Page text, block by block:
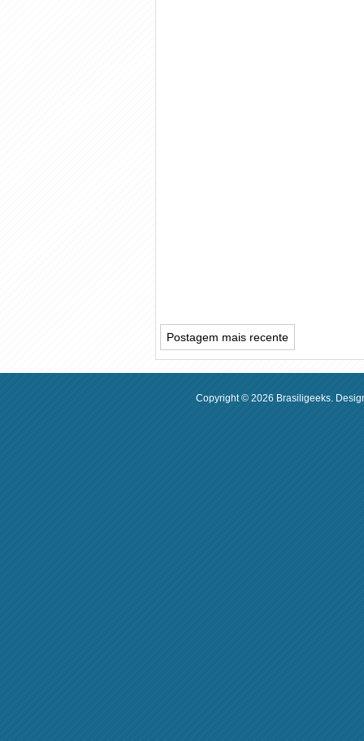
Postagem mais recente
Copyright © 2026 Brasiligeeks.